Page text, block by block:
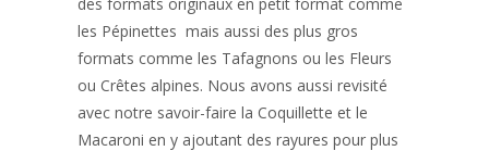
les Pépinettes mais aussi des plus gros
formats comme les Tafagnons ou les Fleurs
ou Crêtes alpines. Nous avons aussi revisité
avec notre savoir-faire la Coquillette et le
Macaroni en y ajoutant des rayures pour plus